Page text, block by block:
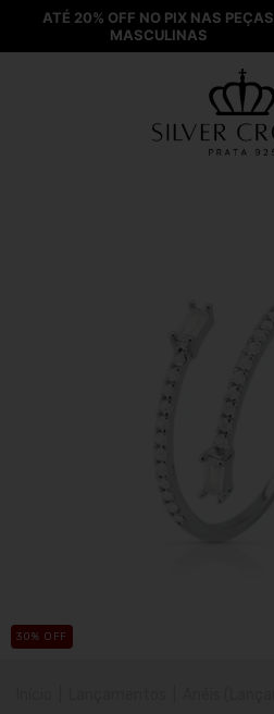
ATÉ 20% OFF NO PIX NAS PEÇAS
MASCULINAS
30% OFF